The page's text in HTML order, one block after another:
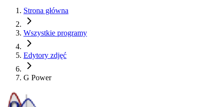
Strona główna
Wszystkie programy
Edytory zdjęć
G Power